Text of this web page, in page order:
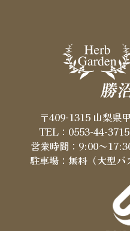
〒409-1315 山梨県
TEL：0553-44-3715
営業時間：9:00～
駐車場：無料（大型バ